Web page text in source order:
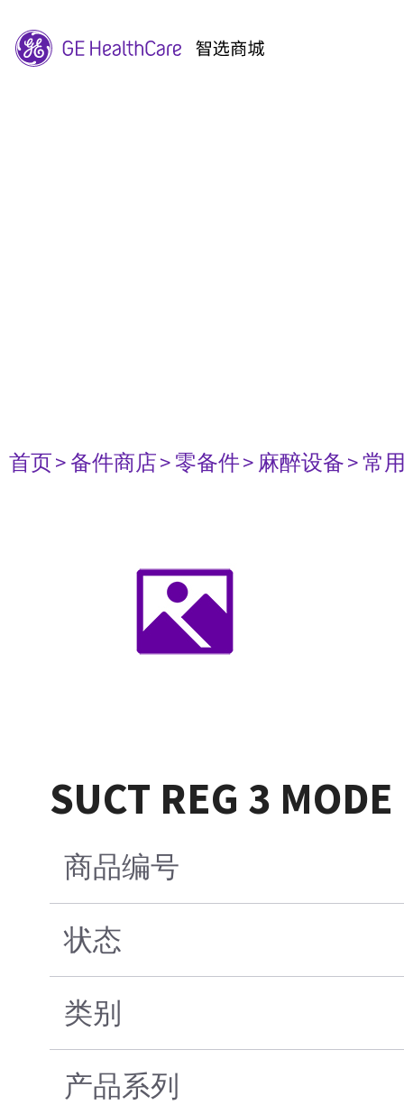
首页> 备件商店> 零备件> 麻醉设备> 常
SUCT REG 3
商品编号
状态
类别
产品系列